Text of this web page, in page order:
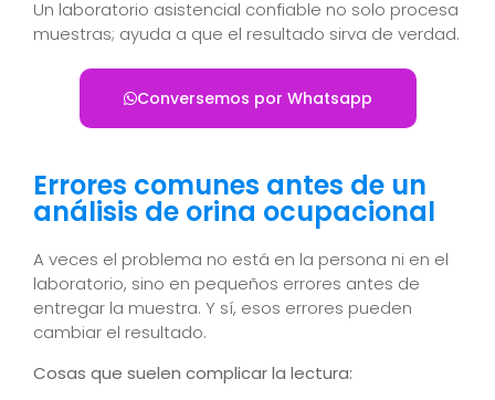
Un laboratorio asistencial confiable no solo procesa
muestras; ayuda a que el resultado sirva de verdad.
Conversemos por Whatsapp
Errores comunes antes de un
análisis de orina ocupacional
A veces el problema no está en la persona ni en el
laboratorio, sino en pequeños errores antes de
entregar la muestra. Y sí, esos errores pueden
cambiar el resultado.
Cosas que suelen complicar la lectura: